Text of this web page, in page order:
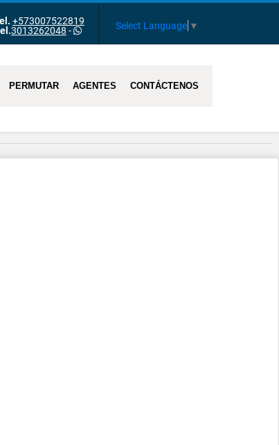
+573007522819
3013262048 - Select Language ▼
PERMUTAR AGENTES CONTÁCTENOS